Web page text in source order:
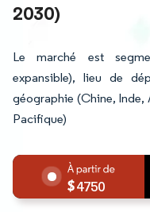
2030)
Le marché est
expansible), lieu de
géographie (Chine, Inde,
Pacifique)
4750